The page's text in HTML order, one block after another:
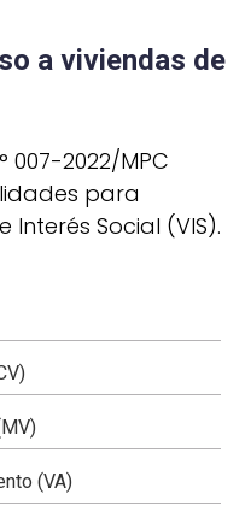
a viviendas de
007-2022/MPC
para
Social (VIS).
(VA)